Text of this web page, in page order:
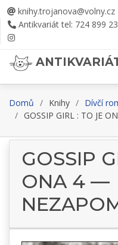
knihy.trojanova@volny.cz
Antikvariát tel: 724 899
Domů Knihy
Dívčí
GOSSIP GIRL : TO JE
GOSSIP
ONA 4 —